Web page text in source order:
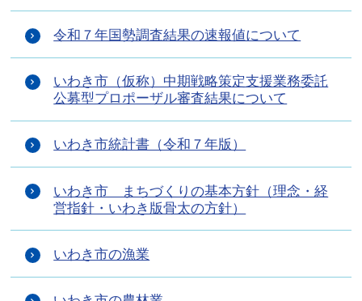
令和７年国勢調査結果の速報値について
いわき市（仮称）中期戦略策定支援業務委託
公募型プロポーザル審査結果について
いわき市統計書（令和７年版）
いわき市 まちづくりの基本方針（理念・経
営指針・いわき版骨太の方針）
いわき市の漁業